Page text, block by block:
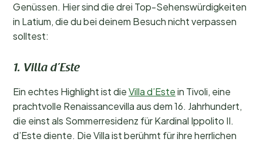
Genüssen. Hier sind die drei Top-Sehenswürdigkeiten
in Latium, die du bei deinem Besuch nicht verpassen
solltest:
1. Villa d’Este
Ein echtes Highlight ist dieVilla d’Estein Tivoli, eine
prachtvolle Renaissancevilla aus dem 16. Jahrhundert,
die einst als Sommerresidenz für Kardinal Ippolito II.
d’Este diente. Die Villa ist berühmt für ihre herrlichen